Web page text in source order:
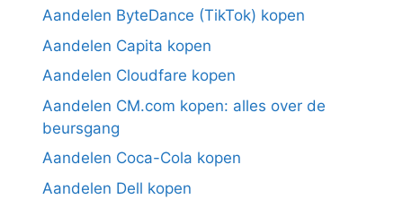
Aandelen ByteDance (TikTok) kopen
Aandelen Capita kopen
Aandelen Cloudfare kopen
Aandelen CM.com kopen: alles over de
beursgang
Aandelen Coca-Cola kopen
Aandelen Dell kopen